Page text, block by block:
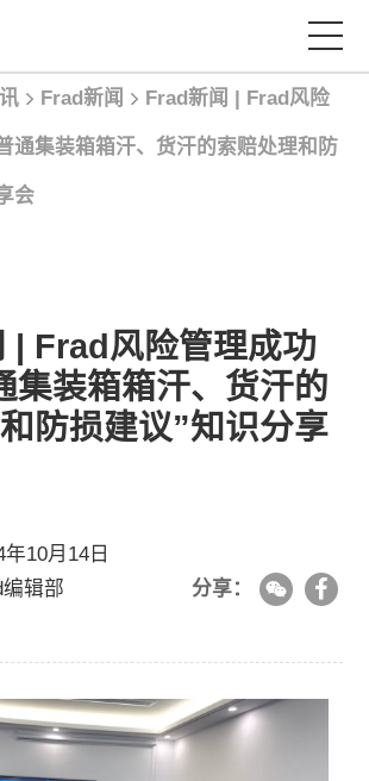
Frad新闻 Frad新闻 | Frad风险
通集装箱箱汗、货汗的索赔处理和防
会
| Frad风险管理成功
集装箱箱汗、货汗的
防损建议”知识分享
10月14日
辑部
分享：